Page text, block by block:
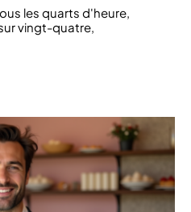
les quarts d'heure,
vingt-quatre,